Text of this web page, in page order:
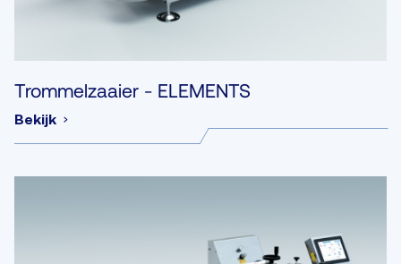
Trommelzaaier - ELEMENTS
Bekijk